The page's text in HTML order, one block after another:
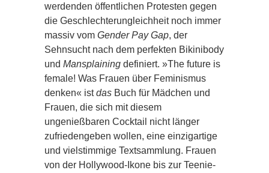
werdenden öffentlichen Protesten gegen
die Geschlechterungleichheit noch immer
massiv vom Gender Pay Gap, der
Sehnsucht nach dem perfekten Bikinibody
und Mansplaining definiert. »The future is
female! Was Frauen über Feminismus
denken« istdas Buch für Mädchen und
Frauen, die sich mit diesem
ungenießbaren Cocktail nicht länger
zufriedengeben wollen, eine einzigartige
und vielstimmige Textsammlung. Frauen
von der Hollywood-Ikone bis zur Teenie-